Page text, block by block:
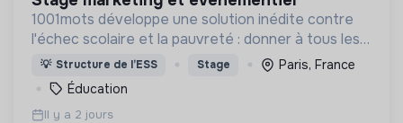
1001mots développe une solution inédite contre
l'échec scolaire et la pauvreté : donner à tous les
enfants les 1000 premiers mots nécessaires pour
leur entrée à l'école à 3 ans.
💡 Structure de l’ESS Stage
Paris, France
Éducation
Il y a 2 jours